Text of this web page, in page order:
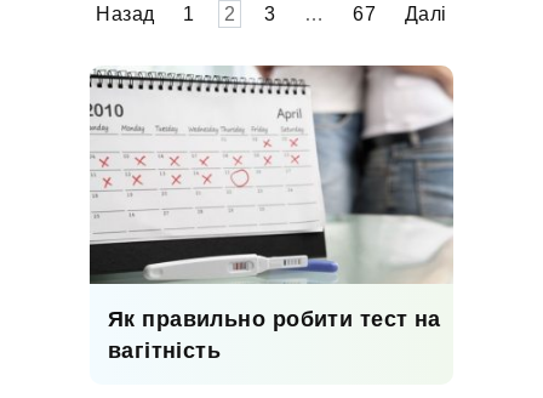
ПагінаціяНазад 1 2 3 … 67 Далі
Як правильно робити тест на
вагітність